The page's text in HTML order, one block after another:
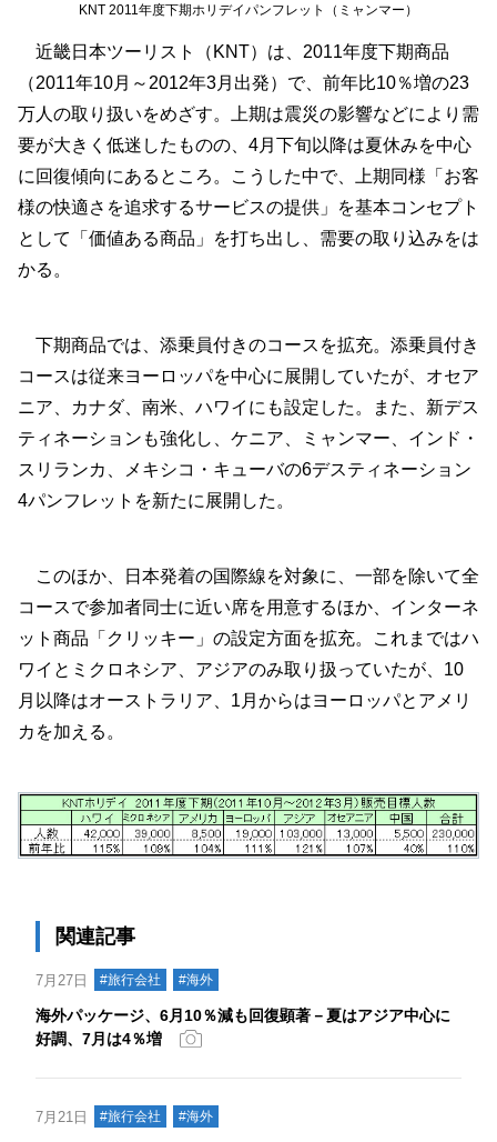
KNT 2011年度下期ホリデイパンフレット（ミャンマー）
近畿日本ツーリスト（KNT）は、2011年度下期商品
（2011年10月～2012年3月出発）で、前年比10％増の23
万人の取り扱いをめざす。上期は震災の影響などにより需
要が大きく低迷したものの、4月下旬以降は夏休みを中心
に回復傾向にあるところ。こうした中で、上期同様「お客
様の快適さを追求するサービスの提供」を基本コンセプト
として「価値ある商品」を打ち出し、需要の取り込みをは
かる。
下期商品では、添乗員付きのコースを拡充。添乗員付き
コースは従来ヨーロッパを中心に展開していたが、オセア
ニア、カナダ、南米、ハワイにも設定した。また、新デス
ティネーションも強化し、ケニア、ミャンマー、インド・
スリランカ、メキシコ・キューバの6デスティネーション
4パンフレットを新たに展開した。
このほか、日本発着の国際線を対象に、一部を除いて全
コースで参加者同士に近い席を用意するほか、インターネ
ット商品「クリッキー」の設定方面を拡充。これまではハ
ワイとミクロネシア、アジアのみ取り扱っていたが、10
月以降はオーストラリア、1月からはヨーロッパとアメリ
カを加える。
関連記事
7月27日 #旅行会社 #海外
海外パッケージ、6月10％減も回復顕著－夏はアジア中心に
好調、7月は4％増
7月21日 #旅行会社 #海外